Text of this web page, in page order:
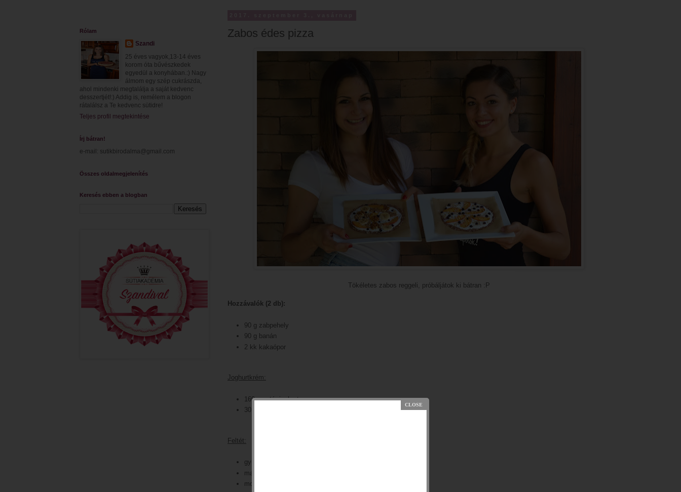
Zabos édes pizza
Tökéletes zabos reggeli, próbáljátok ki bátran :P
Hozzávalók (2 db):
90 g zabpehely
90 g banán
2 kk kakaópor
Joghurtkrém:
160 g natúr joghurt
30 g xilit/cukor
Feltét:
gyümölcs
magvak
mogyoróvaj
Rólam
Szandi
25 éves vagyok,13-14 éves
korom óta bűvészkedek
egyedül a konyhában.:) Nagy
álmom egy szép cukrászda,
ahol mindenki megtalálja a saját kedvenc
desszertjét!:) Addig is, remélem a blogon
rátalálsz a Te kedvenc sütidre!
Teljes profil megtekintése
Írj bátran!
e-mail: sutikbirodalma@gmail.com
Összes oldalmegjelenítés
Keresés ebben a blogban